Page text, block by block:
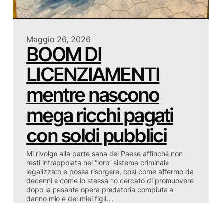
Maggio 26, 2026
BOOM DI
LICENZIAMENTI
mentre nascono
mega ricchi pagati
con soldi pubblici
Mi rivolgo alla parte sana del Paese affinché non
resti intrappolata nel “loro” sistema criminale
legalizzato e possa risorgere, così come affermo da
decenni e come io stessa ho cercato di promuovere
dopo la pesante opera predatoria compiuta a
danno mio e dei miei figli.…